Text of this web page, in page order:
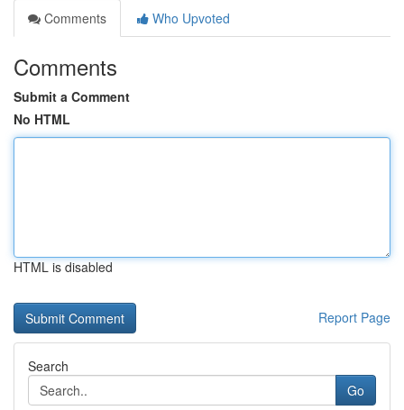
Comments
Who Upvoted
Comments
Submit a Comment
No HTML
HTML is disabled
Report Page
Search
Go